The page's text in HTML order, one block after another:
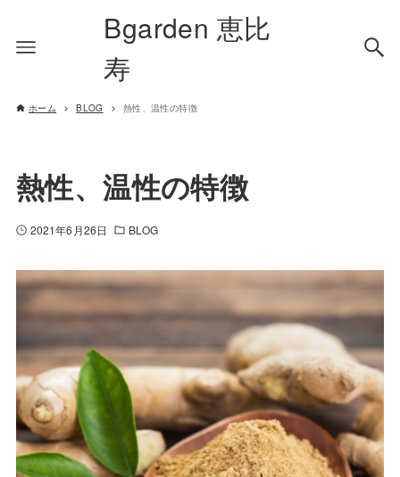
Bgarden 恵比
寿
ホーム BLOG 熱性、温性の特徴
熱性、温性の特徴
2021年6月26日 BLOG